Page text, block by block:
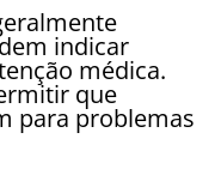
indicar
médica.
que
para problemas